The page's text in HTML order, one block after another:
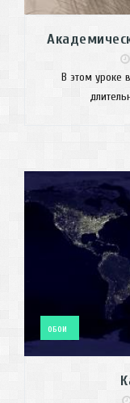
В этом уроке
ОБОИ